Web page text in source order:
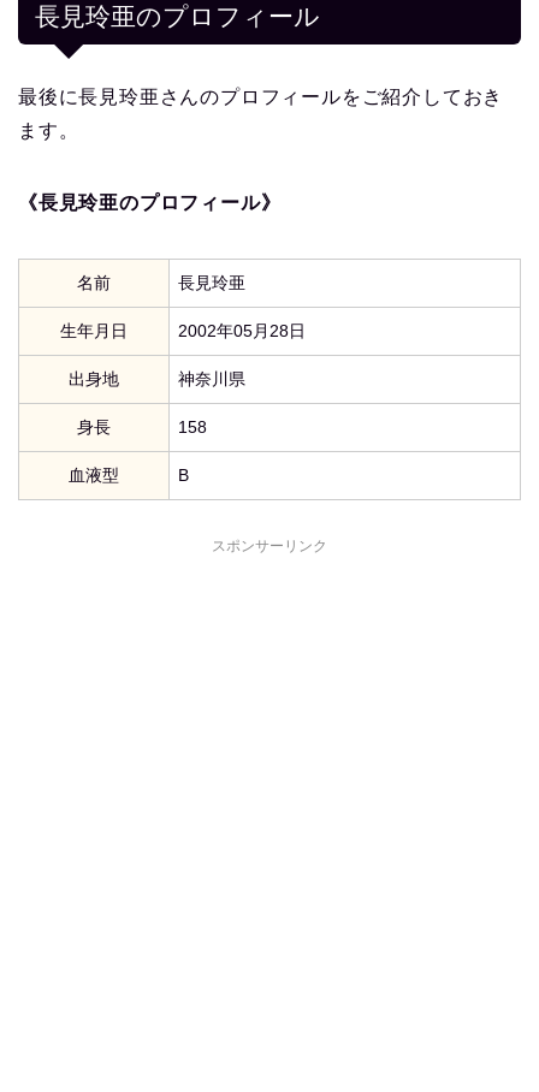
長見玲亜のプロフィール
最後に長見玲亜さんのプロフィールをご紹介しておき
ます。
《長見玲亜のプロフィール》
名前 長見玲亜
生年月日 2002年05月28日
出身地 神奈川県
身長 158
血液型 B
スポンサーリンク